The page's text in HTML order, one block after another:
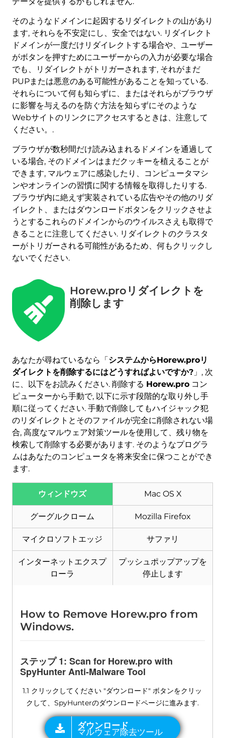
そのようなドメインに起因するリダイレクトの山があり
ます, それらを不安定にし、安全ではない. リダイレクト
ドメインが一度だけリダイレクトする場合や、ユーザー
がボタンを押すためにユーザーからの入力が必要な場合
でも、リダイレクトがトリガーされます, それがまだ
PUPまたは悪意のある可能性があることを知っている.
それらについて何も知らずに、またはそれらがブラウザ
に影響を与えるのを防ぐ方法を知らずにそのような
Webサイトのリンクにアクセスするときは、注意して
ください。.
ブラウザが数秒間だけ読み込まれるドメインを通過して
いる場合, そのドメインはまだクッキーを植えることが
できます, マルウェアに感染したり、コンピュータマシ
ンやオンラインの習慣に関する情報を取得したりする.
ブラウザ内に絶えず実装されている広告やその他のリダ
イレクト、またはダウンロードボタンをクリックさせよ
うとするこれらのドメインからのウイルスさえも取得で
きることに注意してください. リダイレクトのクラスタ
ーがトリガーされる可能性があるため、何もクリックし
ないでください.
Horew.proリダイレクトを
削除します
あなたが尋ねているなら「 システムからHorew.proリ
ダイレクトを削除するにはどうすればよいですか?」, 次
に、以下をお読みください. 削除する Horew.proコン
ピューターから手動で, 以下に示す段階的な取り外し手
順に従ってください. 手動で削除してもハイジャック犯
のリダイレクトとそのファイルが完全に削除されない場
合, 高度なマルウェア対策ツールを使用して、残り物を
検索して削除する必要があります. そのようなプログラ
ムはあなたのコンピュータを将来安全に保つことができ
ます.
ウィンドウズ Mac OS X
グーグルクローム Mozilla Firefox
マイクロソフトエッジ サファリ
インターネットエクスプ
ローラ
プッシュポップアップを
停止します
How to Remove Horew.pro from
Windows.
ステップ 1: Scan for Horew.pro with
SpyHunter Anti-Malware Tool
1.1 クリックしてください "ダウンロード" ボタンをクリッ
クして、SpyHunterのダウンロードページに進みます.
ダウンロード